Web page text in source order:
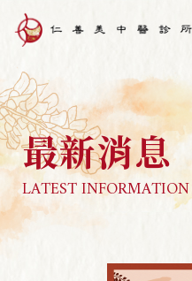
最新消息
LATEST INFORMATION